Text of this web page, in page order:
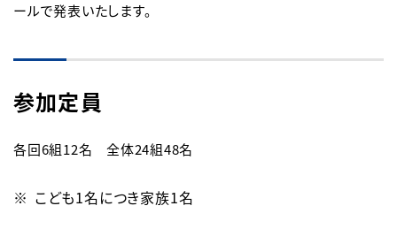
ールで発表いたします。
参加定員
各回6組12名　全体24組48名
こども1名につき家族1名